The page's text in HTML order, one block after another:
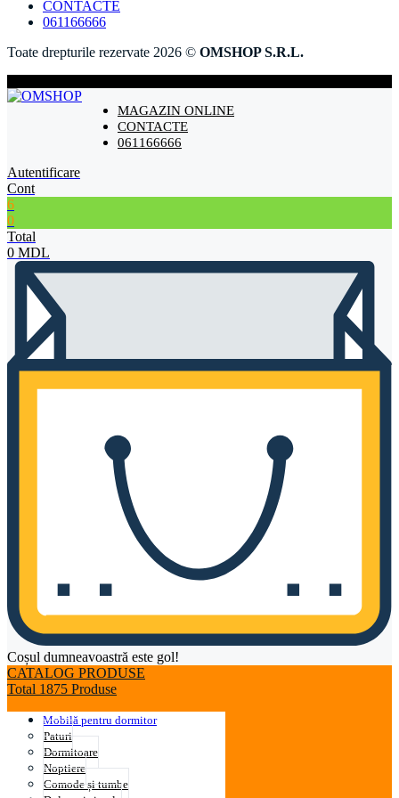
CONTACTE
061166666
Toate drepturile rezervate 2026 © OMSHOP S.R.L.
MAGAZIN ONLINE
CONTACTE
061166666
Autentificare
Cont
6
0
Total
0 MDL
Coșul dumneavoastră este gol!
CATALOG PRODUSE
Total 1875 Produse
Mobilă pentru dormitor
Paturi
Dormitoare
Noptiere
Comode și tumbe